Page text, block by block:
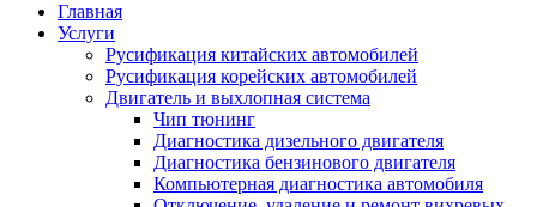
Главная
Услуги
Русификация китайских автомобилей
Русификация корейских автомобилей
Двигатель и выхлопная система
Чип тюнинг
Диагностика дизельного двигателя
Диагностика бензинового двигателя
Компьютерная диагностика автомобиля